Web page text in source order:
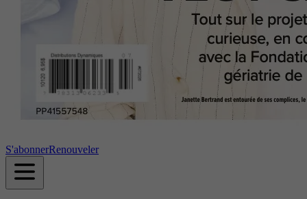
S'abonnerRenouveler